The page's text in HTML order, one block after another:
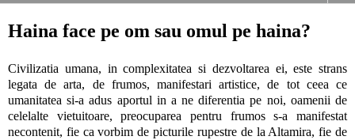
Haina face pe om sau omul pe haina?
Civilizatia umana, in complexitatea si dezvoltarea ei, este strans
legata de arta, de frumos, manifestari artistice, de tot ceea ce
umanitatea si-a adus aportul in a ne diferentia pe noi, oamenii de
celelalte vietuitoare, preocuparea pentru frumos s-a manifestat
necontenit, fie ca vorbim de picturile rupestre de la Altamira, fie de